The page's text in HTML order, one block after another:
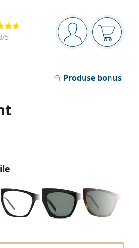
Panou de navigare
Sunteți logat
Coșul
/5
Produse bonus